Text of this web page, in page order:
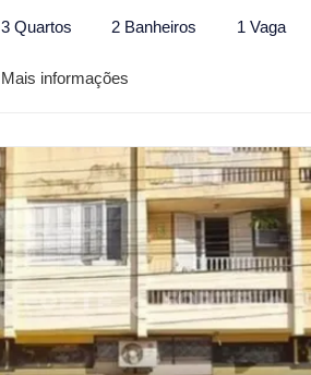
3 Quartos 2 Banheiros 1 Vaga
Mais informações